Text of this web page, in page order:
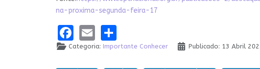
na-proxima-segunda-feira-17
Facebook
Email
Categoria: Importante Conhecer Publicado: 13 Abril